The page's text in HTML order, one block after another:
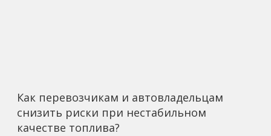
Как перевозчикам и автовладельцам
снизить риски при нестабильном
качестве топлива?